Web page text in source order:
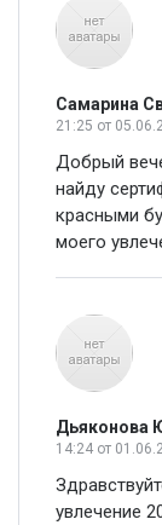
Самарина
21:25 от
Добрый
найду
красными
моего
Дьяконова
14:24 от
увлечение